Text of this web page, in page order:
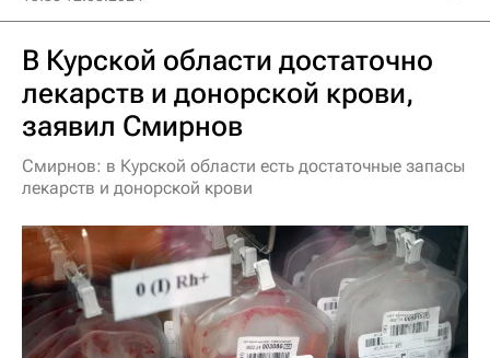
В Курской области достаточно
лекарств и донорской крови,
заявил Смирнов
Смирнов: в Курской области есть достаточные запасы
лекарств и донорской крови